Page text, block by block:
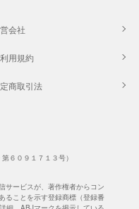
会社
用規約
商取引法
サービスが、著作権者からコン
ることを示す登録商標（登録番